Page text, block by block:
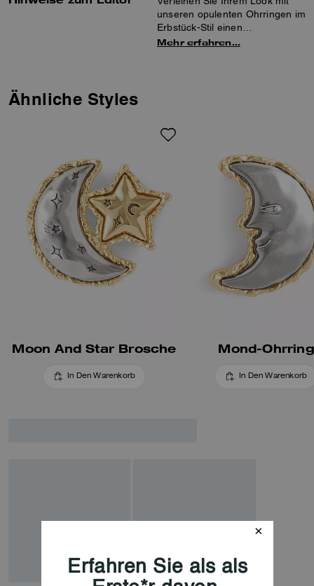
unseren opulenten Ohrringen im
Erbstück-Stil einen
umwerfenden himmlischen
Mehr erfahren…
Ähnliche Styles
Moon And Star Brosche
In Den Warenkorb
Mond-Ohrring
In Den Warenkorb